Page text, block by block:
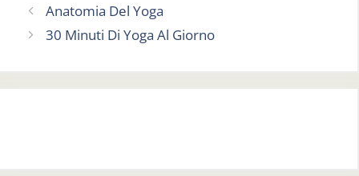
Anatomia Del Yoga
30 Minuti Di Yoga Al Giorno